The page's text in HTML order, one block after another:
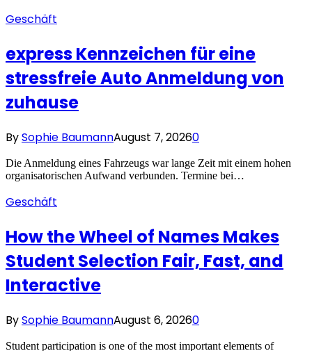
Geschäft
express Kennzeichen für eine
stressfreie Auto Anmeldung von
zuhause
BySophie BaumannAugust 7, 20260
Die Anmeldung eines Fahrzeugs war lange Zeit mit einem hohen
organisatorischen Aufwand verbunden. Termine bei…
Geschäft
How the Wheel of Names Makes
Student Selection Fair, Fast, and
Interactive
BySophie BaumannAugust 6, 20260
Student participation is one of the most important elements of